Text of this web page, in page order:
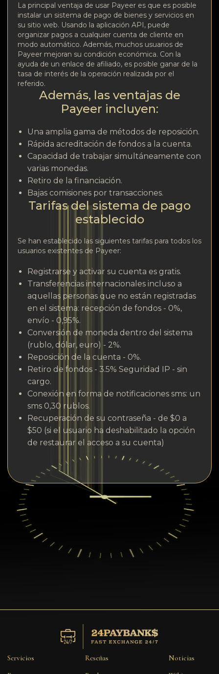
La principal ventaja de usar Payeer es que es posible
instalar un sistema de pago de bienes y servicios en
su sitio web. Usando la aplicación API, puede
organizar pagos a cualquier cuenta de cliente en
modo automático. Además, muchos usuarios de
Payeer mejoran su condición económica. Con la
ayuda de un enlace de afiliado, es posible ganar de la
tasa de interés de la operación realizada por el
referido.
Además, las ventajas de
Payeer incluyen:
Una amplia gama de métodos de reposición.
Rápida acreditación de fondos a la cuenta.
Capacidad de trabajar simultáneamente con
varias monedas.
Retiro de la financiación.
Bajas comisiones por transacciones.
Tarifas del sistema de pago
establecido
Se han establecido las siguientes tarifas para todos los
usuarios existentes de Payeer:
Registrarse y activar su cuenta es gratis.
Transferencias internacionales incluso a
aquellas personas que no están registradas
en el sistema: recepción de fondos - 0%,
envío - 0,95%.
Conversión de moneda dentro del sistema
(rublo, dólar, euro) - 2%.
Reposición de la cuenta - 0%.
Retiro de fondos - 3.5% Seguridad IP - sin
cargo.
Conexión en forma de notificaciones sms: un
sms 0,30 rublos.
Recuperación de su contraseña - de $0 a
$50 (si el usuario ha deshabilitado la opción
de restaurar el acceso a su cuenta)
Servicios
Reseñas
Noticias